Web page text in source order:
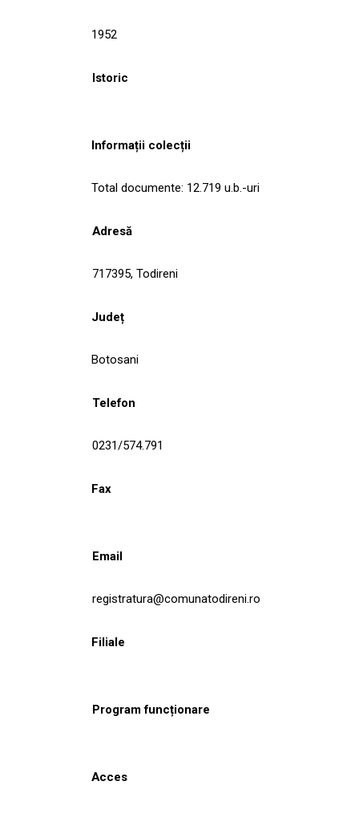
1952
Istoric
Informații colecții
Total documente: 12.719 u.b.-uri
Adresă
717395, Todireni
Județ
Botosani
Telefon
0231/574.791
Fax
Email
registratura@comunatodireni.ro
Filiale
Program funcționare
Acces